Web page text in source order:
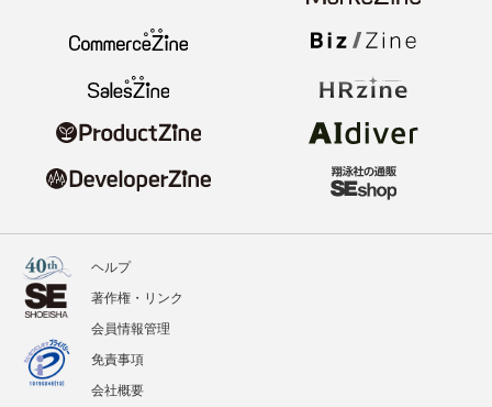
ヘルプ
著作権・リンク
会員情報管理
免責事項
会社概要